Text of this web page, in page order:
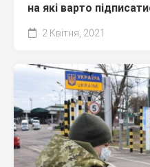
на які варто
2 Квітня, 2021